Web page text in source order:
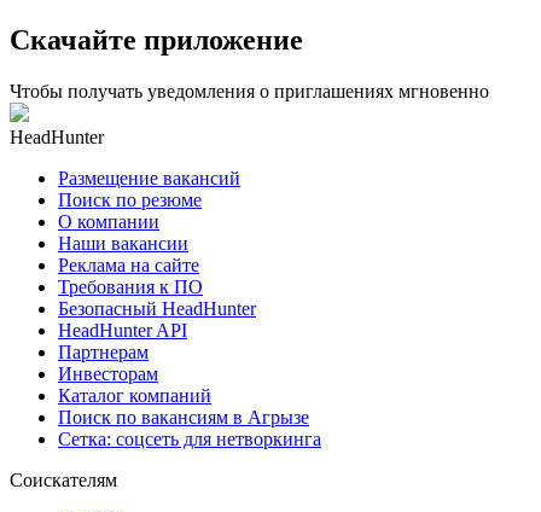
Скачайте приложение
Чтобы получать уведомления о приглашениях мгновенно
HeadHunter
Размещение вакансий
Поиск по резюме
О компании
Наши вакансии
Реклама на сайте
Требования к ПО
Безопасный HeadHunter
HeadHunter API
Партнерам
Инвесторам
Каталог компаний
Поиск по вакансиям в Агрызе
Сетка: соцсеть для нетворкинга
Соискателям